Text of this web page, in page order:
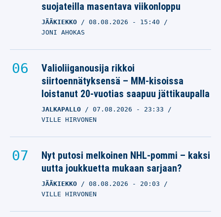
suojateilla masentava viikonloppu
JÄÄKIEKKO 08.08.2026 - 15:40
JONI AHOKAS
Valioliiganousija rikkoi
siirtoennätyksensä – MM-kisoissa
loistanut 20-vuotias saapuu jättikaupalla
JALKAPALLO 07.08.2026 - 23:33
VILLE HIRVONEN
Nyt putosi melkoinen NHL-pommi – kaksi
uutta joukkuetta mukaan sarjaan?
JÄÄKIEKKO 08.08.2026 - 20:03
VILLE HIRVONEN